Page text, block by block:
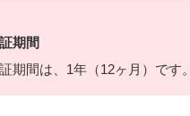
期間
期間は、1年（12ヶ月）です。